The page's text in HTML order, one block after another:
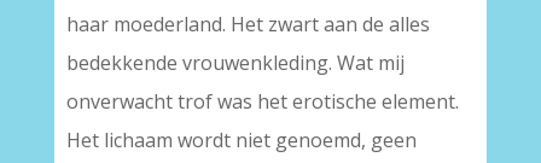
haar moederland. Het zwart aan de alles
bedekkende vrouwenkleding. Wat mij
onverwacht trof was het erotische element.
Het lichaam wordt niet genoemd, geen